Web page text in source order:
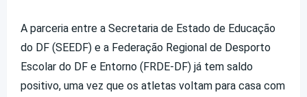
A parceria entre a Secretaria de Estado de Educação
do DF (SEEDF) e a Federação Regional de Desporto
Escolar do DF e Entorno (FRDE-DF) já tem saldo
positivo, uma vez que os atletas voltam para casa com